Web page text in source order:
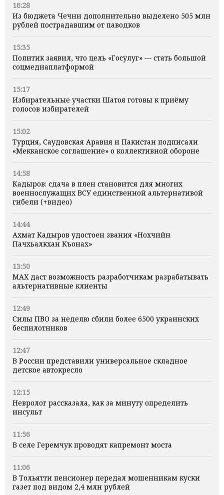
16:28
Из бюджета Чечни дополнительно выделено 505 млн
рублей пострадавшим от паводков
15:35
Политик заявил, что цель «Госулуг» — стать большой
соцмедиаплатформой
15:17
Избирательные участки Шатоя готовы к приёму
голосов избирателей
15:02
Турция, Саудовская Аравия и Пакистан подписали
«Мекканское соглашение» о коллективной обороне
14:58
Кадыров: сдача в плен становится для многих
военнослужащих ВСУ единственной альтернативой
гибели (+видео)
14:44
Ахмат Кадыров удостоен звания «Нохчийн
Пачхьалкхан Къонах»
13:50
MAX даст возможность разработчикам разрабатывать
альтернативные клиенты
12:49
Силы ПВО за неделю сбили более 6500 украинских
беспилотников
12:47
В России представили универсальное складное
детское автокресло
12:15
Невролог рассказала, как за минуту определить
инсульт
11:56
В селе Геремчук проводят капремонт моста
11:06
В Тольятти пенсионер передал мошенникам куски
газет под видом 2,4 млн рублей